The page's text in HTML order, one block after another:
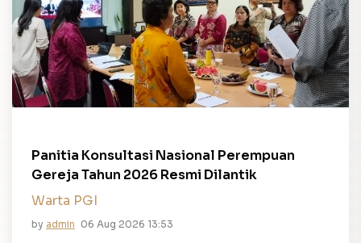
Panitia Konsultasi Nasional Perempuan
Gereja Tahun 2026 Resmi Dilantik
Warta PGI
by admin 06 Aug 2026 13:53